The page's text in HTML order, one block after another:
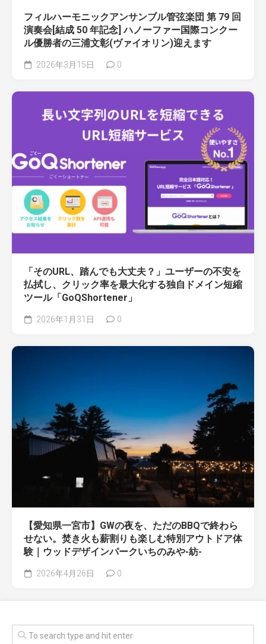
フィルハーモニックアンサンブル管弦楽団 第 79 回
演奏会[結成 50 年記念] ハノーファー国際コンクー
ル優勝者の三浦文彰(ヴァイオリン)迎えます
2026年3月15日 0
「そのURL、踏んでも大丈夫？」ユーザーの不安を
払拭し、クリック率を最大化する独自ドメイン短縮
ツール「GoQShortener」
2026年1月31日 0
【愛知県一宮市】GWの夜を、ただのBBQで終わら
せない。焚き火も薪割りも楽しむ特別アウトドア体
験｜ウッドデザインパークいちのみや-紡-
2026年4月26日 0